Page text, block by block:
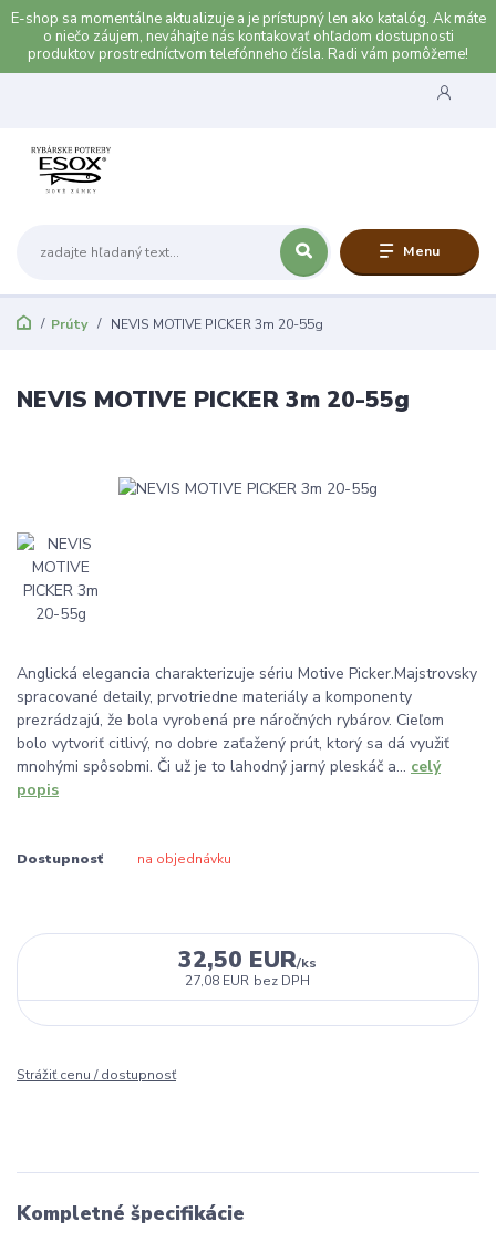
E-shop sa momentálne aktualizuje a je prístupný len ako katalóg. Ak máte
o niečo záujem, neváhajte nás kontakovať ohľadom dostupnosti
produktov prostredníctvom telefónneho čísla. Radi vám pomôžeme!
Menu
Prúty NEVIS MOTIVE PICKER 3m 20-55g
NEVIS MOTIVE PICKER 3m 20-55g
Anglická elegancia charakterizuje sériu Motive Picker.Majstrovsky
spracované detaily, prvotriedne materiály a komponenty
prezrádzajú, že bola vyrobená pre náročných rybárov. Cieľom
bolo vytvoriť citlivý, no dobre zaťažený prút, ktorý sa dá využiť
mnohými spôsobmi. Či už je to lahodný jarný pleskáč a... celý
popis
Dostupnosť na objednávku
32,50 EUR/ks
27,08 EUR bez DPH
Strážiť cenu / dostupnosť
Kompletné špecifikácie